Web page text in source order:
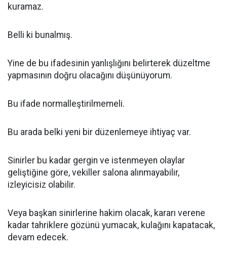
kuramaz.
Belli ki bunalmış.
Yine de bu ifadesinin yanlışlığını belirterek düzeltme
yapmasının doğru olacağını düşünüyorum.
Bu ifade normalleştirilmemeli.
Bu arada belki yeni bir düzenlemeye ihtiyaç var.
Sinirler bu kadar gergin ve istenmeyen olaylar
geliştiğine göre, vekiller salona alınmayabilir,
izleyicisiz olabilir.
Veya başkan sinirlerine hakim olacak, kararı verene
kadar tahriklere gözünü yumacak, kulağını kapatacak,
devam edecek.